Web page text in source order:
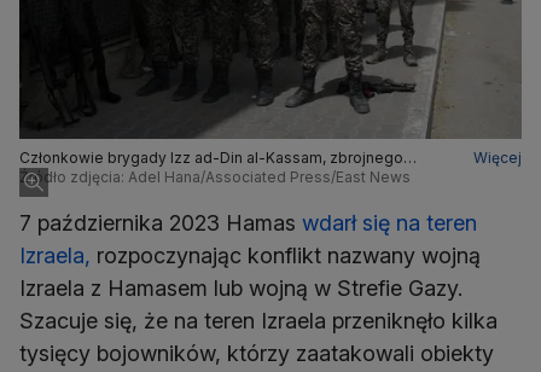
Członkowie brygady Izz ad-Din al-Kassam, zbrojnego
skrzydła Hamasu
Więcej
Źródło zdjęcia: Adel Hana/Associated Press/East News
7 października 2023 Hamas wdarł się na teren
Izraela, rozpoczynając konflikt nazwany wojną
Izraela z Hamasem lub wojną w Strefie Gazy.
Szacuje się, że na teren Izraela przeniknęło kilka
tysięcy bojowników, którzy zaatakowali obiekty